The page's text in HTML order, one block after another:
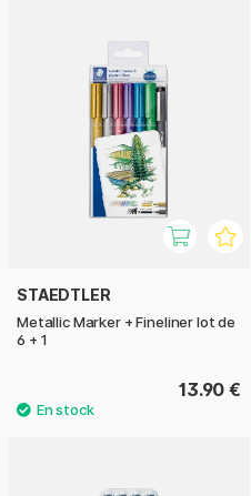
STAEDTLER
Metallic Marker + Fineliner lot de
6 + 1
13.90 €